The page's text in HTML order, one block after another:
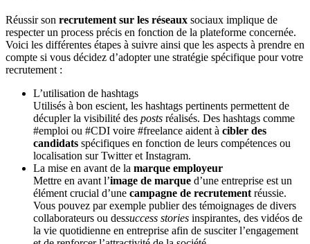
Réussir son recrutement sur les réseaux sociaux implique de
respecter un process précis en fonction de la plateforme concernée.
Voici les différentes étapes à suivre ainsi que les aspects à prendre en
compte si vous décidez d’adopter une stratégie spécifique pour votre
recrutement :
L’utilisation de hashtags
Utilisés à bon escient, les hashtags pertinents permettent de
décupler la visibilité des posts réalisés. Des hashtags comme
#emploi ou #CDI voire #freelance aident à cibler des
candidats spécifiques en fonction de leurs compétences ou
localisation sur Twitter et Instagram.
La mise en avant de la marque employeur
Mettre en avant l’image de marque d’une entreprise est un
élément crucial d’une campagne de recrutement réussie.
Vous pouvez par exemple publier des témoignages de divers
collaborateurs ou dessuccess stories inspirantes, des vidéos de
la vie quotidienne en entreprise afin de susciter l’engagement